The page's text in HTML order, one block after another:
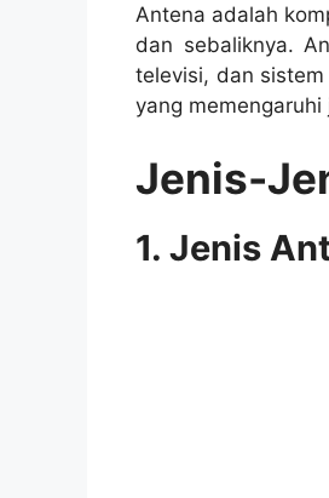
Antena adalah
dan sebaliknya.
televisi, dan
yang
Jenis-
1. Jenis